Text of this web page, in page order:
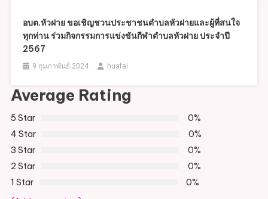
อบต.หัวฝาย ขอเชิญชวนประชาชนตำบลหัวฝายและผู้ที่สนใจ
ทุกท่าน ร่วมกิจกรรมการแข่งขันกีฬาตำบลหัวฝาย ประจำปี
2567
9 กุมภาพันธ์ 2024 huafai
Average Rating
5 Star
0%
4 Star
0%
3 Star
0%
2 Star
0%
1 Star
0%